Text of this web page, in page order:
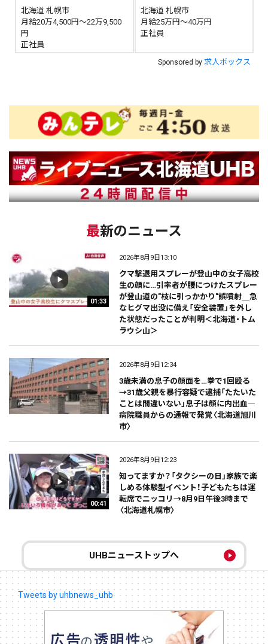
北海道 札幌市
月給20万4,500円～22万9,500
円
正社員
北海道 札幌市
月給25万円～40万円
正社員
Sponsored by 求人ボックス
最新のニュース
01:33
2026年8月9日13:10
クマ撃退用スプレーが登山中の女子高校
生の顔に…引率者が腰につけたスプレー
が登山道の"枝に引っかかり"誤噴射＿急
なヒグマ出没に備え「安全装置」を外し
た状態だったことが判明＜北海道・トム
ラウシ山＞
2026年8月9日12:34
3歳未満の息子の顔面を…拳で1回殴る
→31歳父親を暴行容疑で逮捕「たたいた
ことは間違いない」息子は顔に内出血―
病院職員からの通報で発覚〈北海道旭川
市〉
00:41
2026年8月9日12:23
知ってますか？「タクシーの日」家族で楽
しめる体験型イベント！子どもたちは運
転席でニッコリ→8月9日午後3時まで
〈北海道札幌市〉
UHBニューストップへ
Tweets by uhbnews_uhb